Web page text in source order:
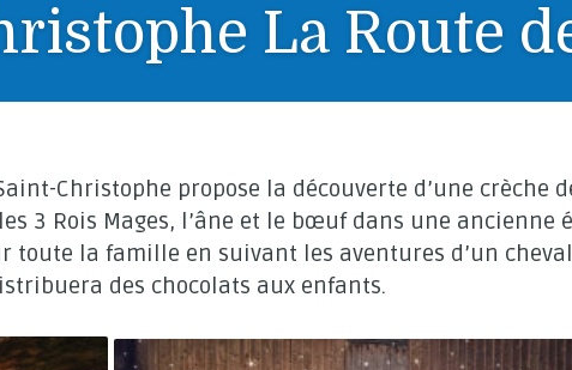
La Route
La Route des Crèches
Christophe propose la découverte d’une crèche
3 Rois Mages, l’âne et le bœuf dans une ancienne
toute la famille en suivant les aventures d’un
des chocolats aux enfants.